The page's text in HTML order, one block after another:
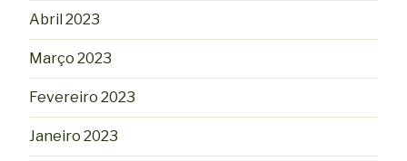
Abril 2023
Março 2023
Fevereiro 2023
Janeiro 2023